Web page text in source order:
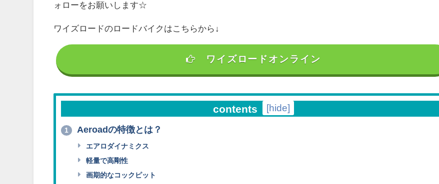
ォローをお願いします☆
ワイズロードのロードバイクはこちらから↓
ワイズロードオンライン
contents [hide]
1 Aeroadの特徴とは？
エアロダイナミクス
軽量で高剛性
画期的なコックピット